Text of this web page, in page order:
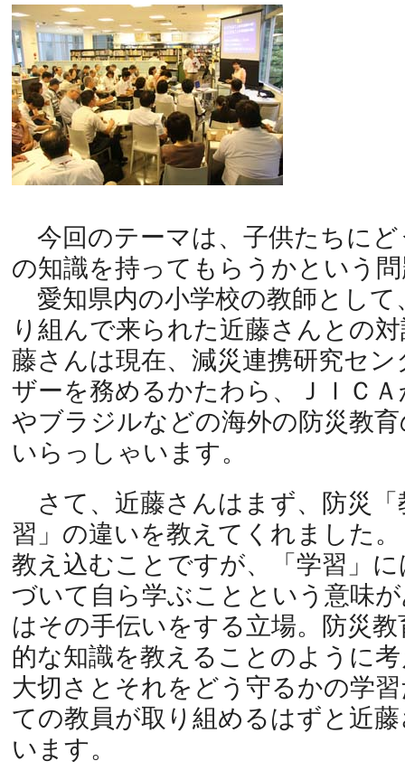
今回のテーマは、子供たちに
の知識を持ってもらうかという
愛知県内の小学校の教師として
り組んで来られた近藤さんとの
藤さんは現在、減災連携研究セ
ザーを務めるかたわら、ＪＩＣ
やブラジルなどの海外の防災教
いらっしゃいます。
さて、近藤さんはまず、防災「
習」の違いを教えてくれました
教え込むことですが、「学習」
づいて自ら学ぶことという意味
はその手伝いをする立場。防災
的な知識を教えることのように
大切さとそれをどう守るかの学
ての教員が取り組めるはずと近
います。